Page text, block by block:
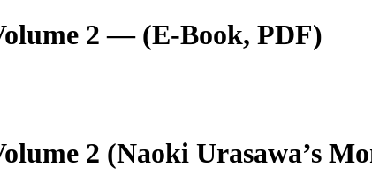
2 — (E-Book, PDF)
2 (Naoki Urasawa’s